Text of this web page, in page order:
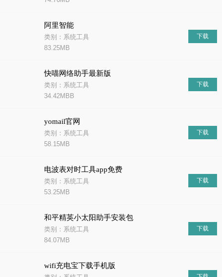
阿里智能
类别：系统工具
83.25MB
下载
快喵网络助手最新版
类别：系统工具
34.42MBB
下载
yomail官网
类别：系统工具
58.15MB
下载
电波表对时工具app免费
类别：系统工具
53.25MB
下载
和平精英小太阳助手安装包
类别：系统工具
84.07MB
下载
wifi充电宝下载手机版